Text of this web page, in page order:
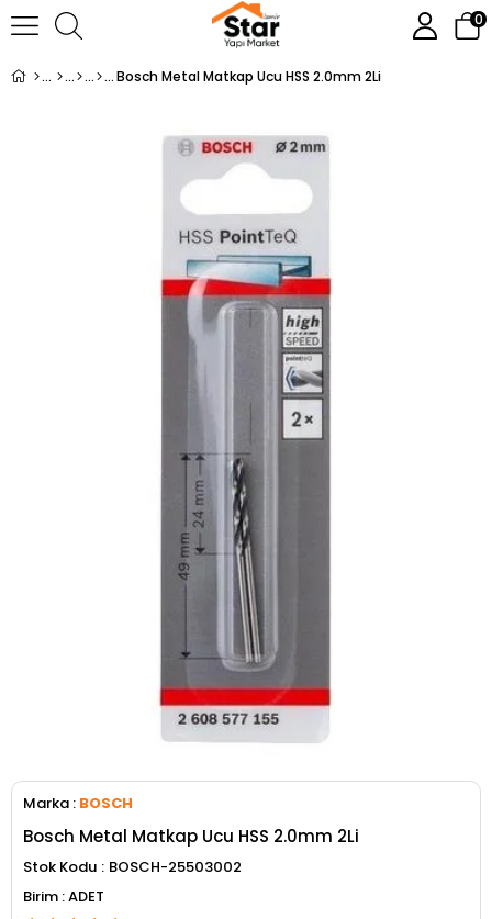
0
Bosch Metal Matkap Ucu HSS 2.0mm 2Li
Marka : BOSCH
Bosch Metal Matkap Ucu HSS 2.0mm 2Li
Stok Kodu
BOSCH-25503002
ADET